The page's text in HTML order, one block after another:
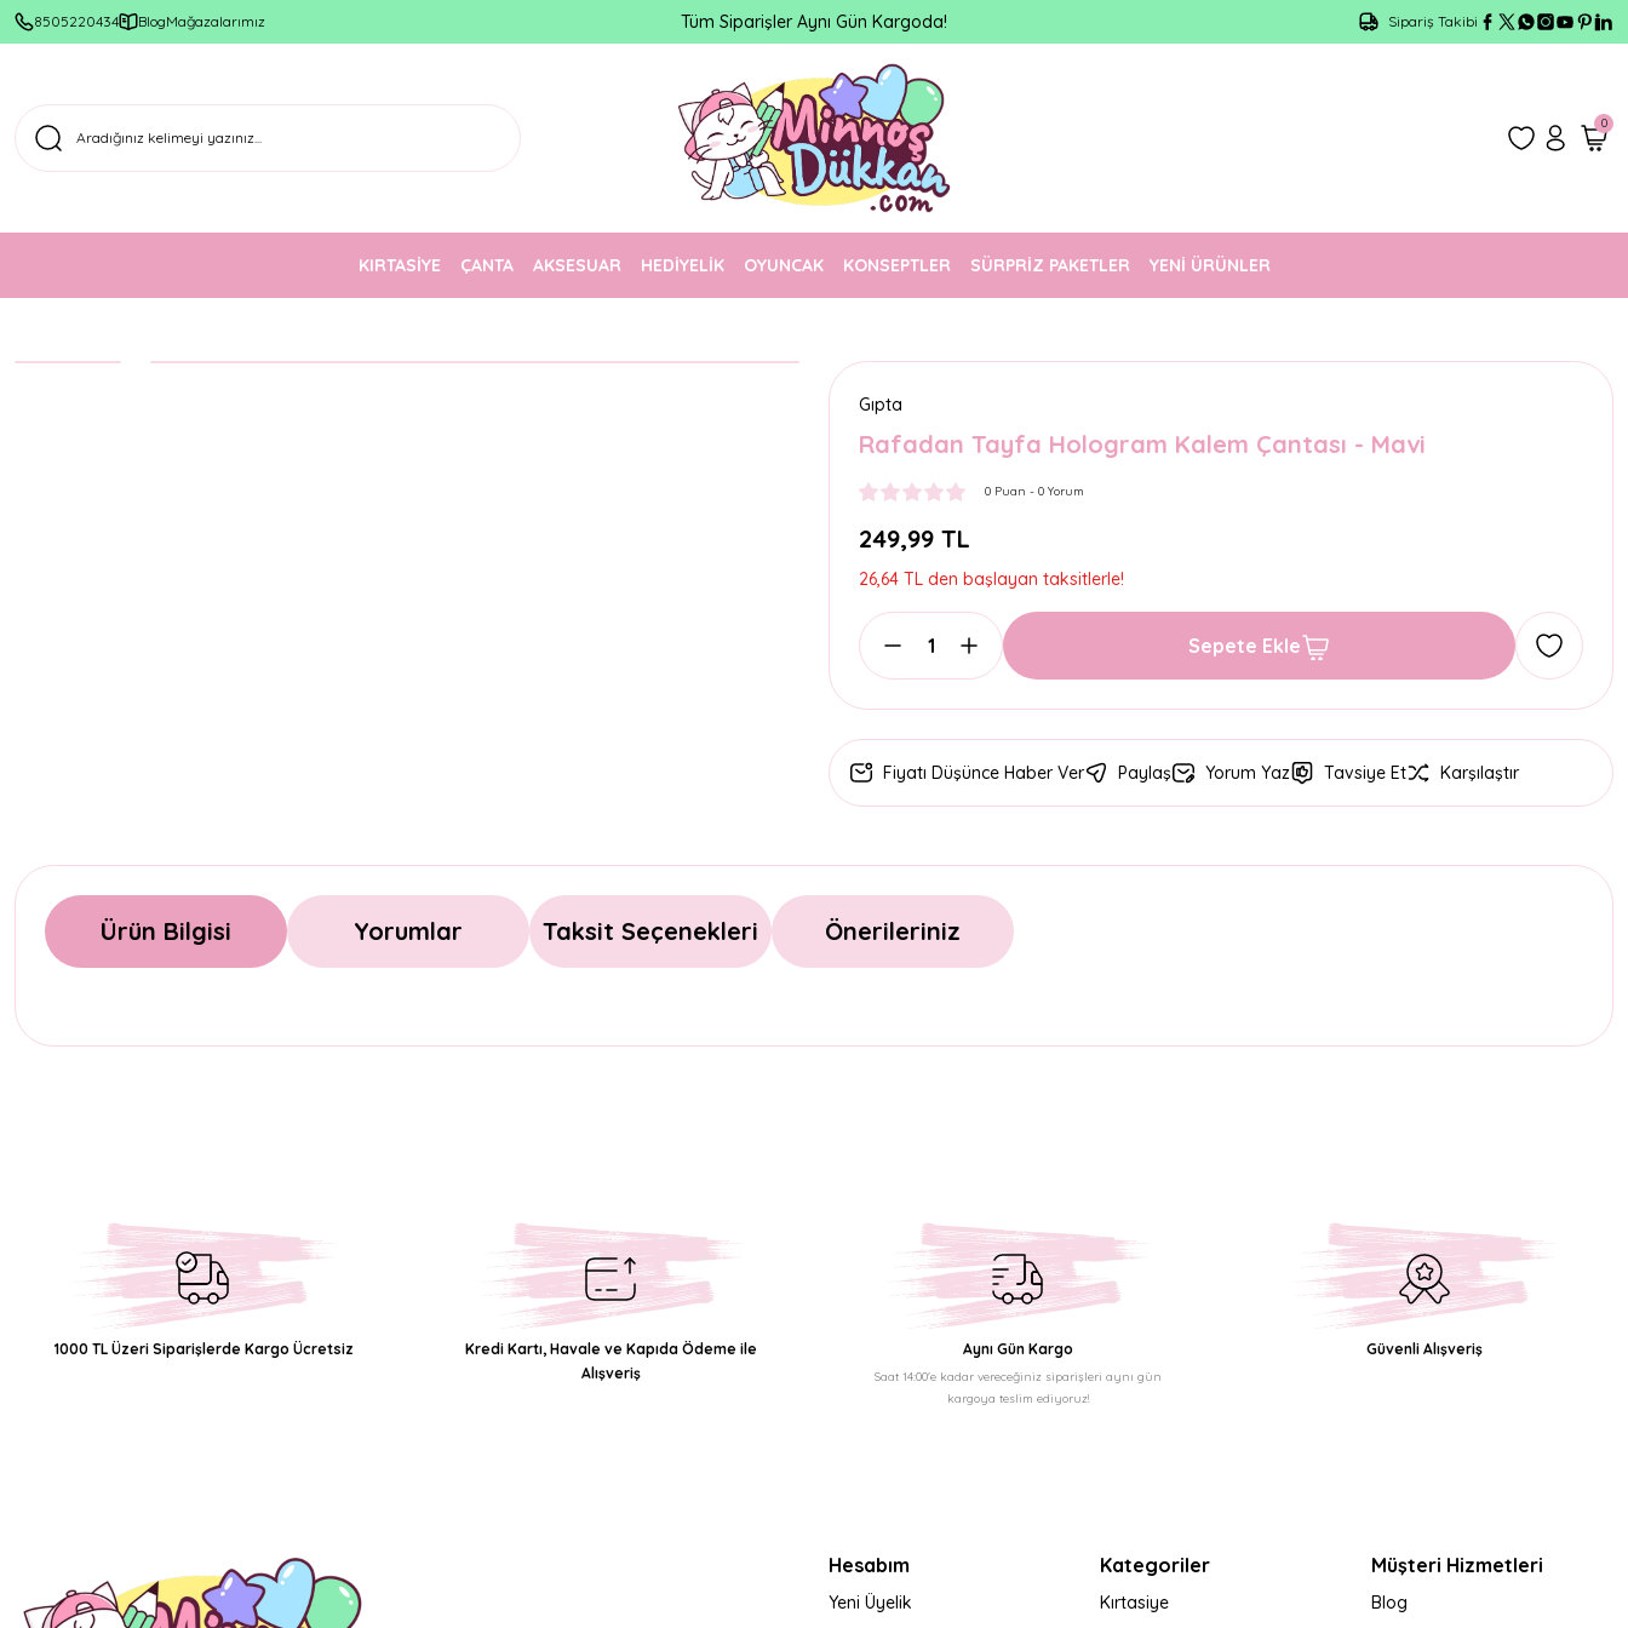
8505220434 BlogMağazalarımız
1500 TL Üzeri Ücretsiz Kargo Tüm Siparişler Aynı Gün Kargoda! Türkiye'nin En Eğlenceli Kırtasiyesi!
Sipariş Takibi
0
KIRTASİYE ÇANTA AKSESUAR HEDİYELİK OYUNCAK KONSEPTLER SÜRPRİZ PAKETLER YENİ ÜRÜNLER
Gıpta
Rafadan Tayfa Hologram Kalem Çantası - Mavi
0 Puan - 0 Yorum
249,99 TL
26,64 TL den başlayan taksitlerle!
Sepete Ekle
Fiyatı Düşünce Haber Ver Paylaş Yorum Yaz Tavsiye Et Karşılaştır
Ürün Bilgisi Yorumlar Taksit Seçenekleri Önerileriniz
Ürün bilgilerinde hatalar bulunuyor.
Ürün fiyatı diğer sitelerden daha pahalı.
Bu ürüne benzer farklı alternatifler olmalı.
1000 TL Üzeri Siparişlerde Kargo Ücretsiz
Kredi Kartı, Havale ve Kapıda Ödeme ile
Alışveriş
Aynı Gün Kargo
Saat 14:00'e kadar vereceğiniz siparişleri aynı gün
kargoya teslim ediyoruz!
Güvenli Alışveriş
Hesabım
Yeni Üyelik
Kategoriler
Kırtasiye
Müşteri Hizmetleri
Blog